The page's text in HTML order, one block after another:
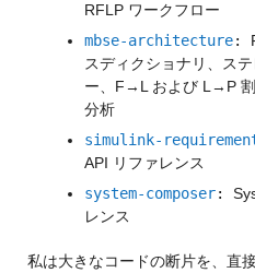
RFLP ワークフロー
mbse-architecture:
スディクショナリ、ス
ー、F→L および L→P
分析
simulink-
API リファレンス
system-composer:
レンス
私は大きなコードの断片を、 直